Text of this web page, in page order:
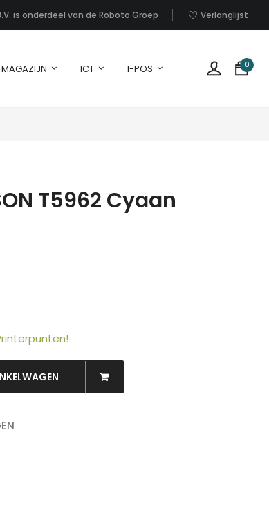
is onderdeel van de Roboto Groep Verlanglijst
0
MAGAZIJN ICT I-POS
T5962 Cyaan